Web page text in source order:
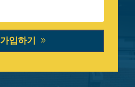
가입하기